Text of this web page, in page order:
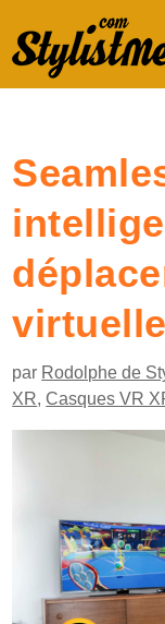
virtuelle
par Rodolphe de
XR,Casques VR